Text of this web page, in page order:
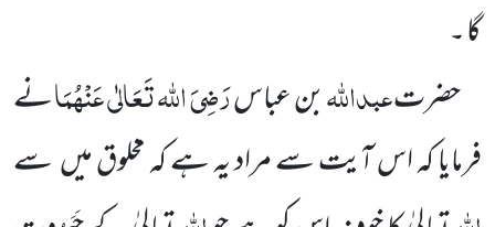
گا ۔
حضرتعبداللہبن عباسرَضِیَ اللہ تَعَالٰی عَنْہُمَانے
فرمایا کہاس آیت سے مراد یہ ہے کہ مخلوق میںسے